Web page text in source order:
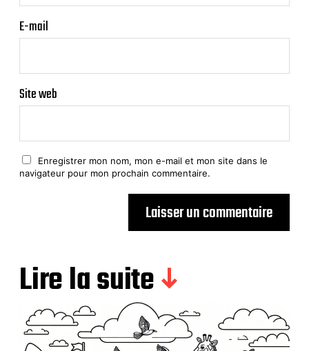
E-mail
Site web
Enregistrer mon nom, mon e-mail et mon site dans le
navigateur pour mon prochain commentaire.
Lire la suite